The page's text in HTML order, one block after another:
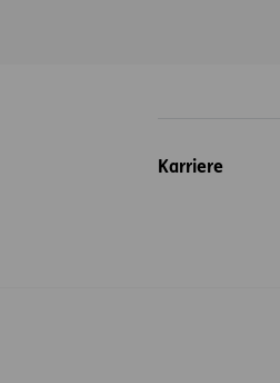
Inhaltsübersicht
Karriere